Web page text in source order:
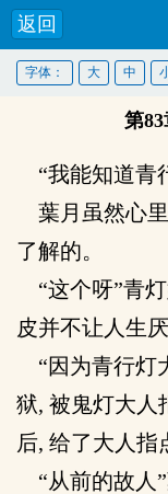
返回
字体： 大 中
第
“我能知道青
葉月虽然心
了解的。
“这个呀”青
皮并不让人生厌
“因为青行灯
狱, 被鬼灯大人
后, 给了大人指
“从前的故人